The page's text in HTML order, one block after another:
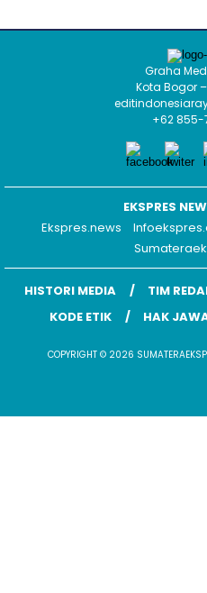
Kota Bogor
+62 855-
EKSPRES
TIM
KODE ETIK
HAK
COPYRIGHT © 2026